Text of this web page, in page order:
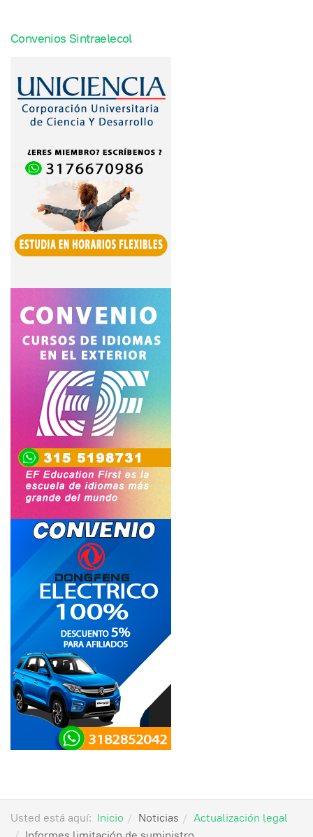
Convenios Sintraelecol
Usted está aquí: Inicio Noticias
Actualización legal